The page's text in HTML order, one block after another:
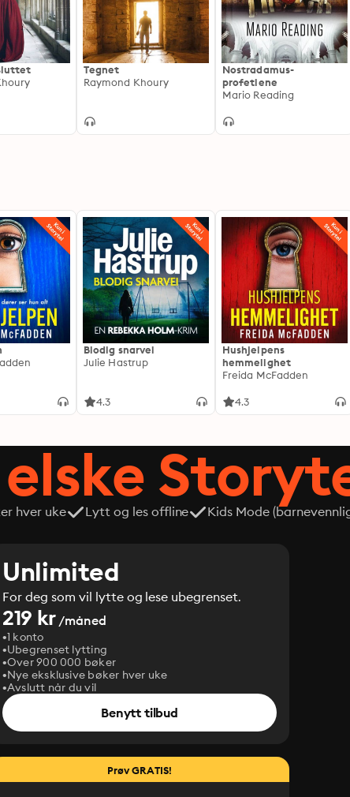
Tegnet
Raymond Khoury
Nostradamus-
profetiene
Mario Reading
Blodig snarvei
Julie Hastrup
4.3
Hushjelpens
hemmelighet
Freida McFadden
4.3
hver uke Lytt og les offline Kids Mode
Unlimited
For deg som vil lytte og lese ubegrenset.
219 kr/måned
1 konto
Ubegrenset lytting
Over 900 000 bøker
Nye eksklusive bøker hver uke
Avslutt når du vil
Benytt tilbud
Prøv GRATIS!